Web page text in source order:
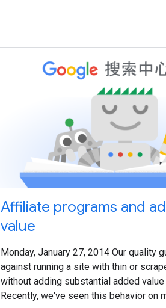
Affiliate programs and
value
Monday, January 27, 2014 Our quality
against running a site with thin or
without adding substantial added value
Recently, we've seen this behavior on